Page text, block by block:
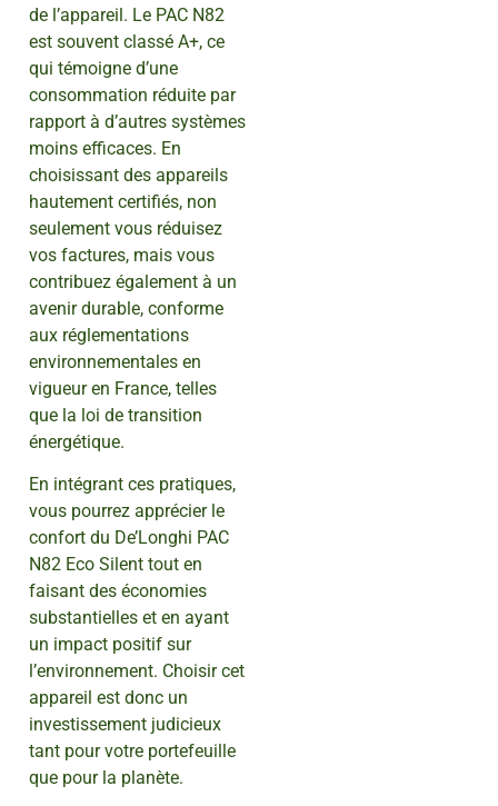
de l’appareil. Le PAC N82
est souvent classé A+, ce
qui témoigne d’une
consommation réduite par
rapport à d’autres systèmes
moins efficaces. En
choisissant des appareils
hautement certifiés, non
seulement vous réduisez
vos factures, mais vous
contribuez également à un
avenir durable, conforme
aux réglementations
environnementales en
vigueur en France, telles
que la loi de transition
énergétique.
En intégrant ces pratiques,
vous pourrez apprécier le
confort du De’Longhi PAC
N82 Eco Silent tout en
faisant des économies
substantielles et en ayant
un impact positif sur
l’environnement. Choisir cet
appareil est donc un
investissement judicieux
tant pour votre portefeuille
que pour la planète.